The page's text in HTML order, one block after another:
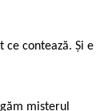
ce contează. Și e
misterul